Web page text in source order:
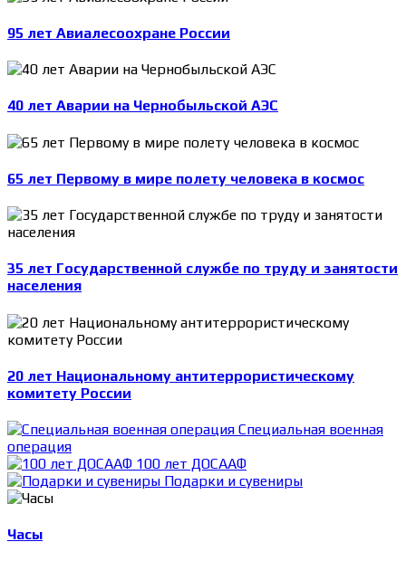
95 лет Авиалесоохране России
40 лет Аварии на Чернобыльской АЭС
65 лет Первому в мире полету человека в космос
35 лет Государственной службе по труду и занятости
населения
20 лет Национальному антитеррористическому
комитету России
Специальная военная
операция
100 лет ДОСААФ
Подарки и сувениры
Часы